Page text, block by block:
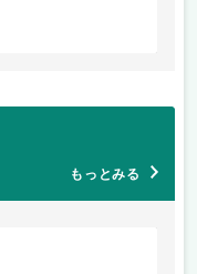
もっとみる